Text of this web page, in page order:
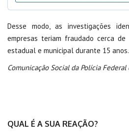
Desse modo, as investigações
empresas teriam fraudado cerca
estadual e municipal durante 15 anos.
Comunicação Social da Polícia Federal
QUAL É A SUA REAÇÃO?